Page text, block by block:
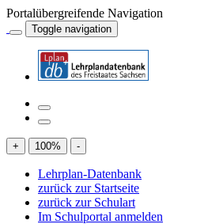
Portalübergreifende Navigation
Toggle navigation
+ 100% -
Lehrplan-Datenbank
zurück zur Startseite
zurück zur Schulart
Im Schulportal anmelden